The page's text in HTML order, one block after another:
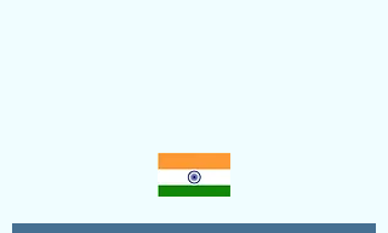
アリシュタ・バンガ~JYOTISHのススメ~